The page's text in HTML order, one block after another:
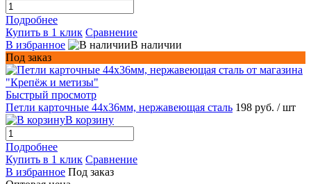
Подробнее
Купить в 1 клик Сравнение
В избранное
В наличии
Под заказ
Быстрый просмотр
Петли карточные 44х36мм, нержавеющая сталь 198 руб. / шт
В корзину
Подробнее
Купить в 1 клик Сравнение
В избранное Под заказ